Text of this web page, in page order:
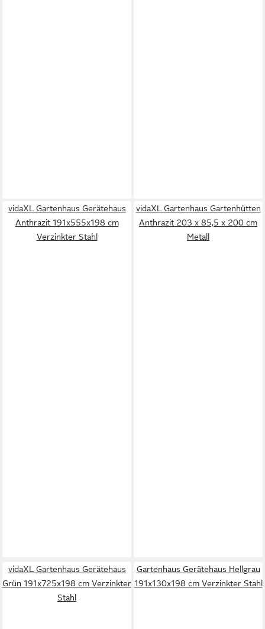
vidaXL Gartenhaus Gerätehaus
Anthrazit 191x555x198 cm
Verzinkter Stahl
vidaXL Gartenhaus Gartenhütten
Anthrazit 203 x 85,5 x 200 cm
Metall
vidaXL Gartenhaus Gerätehaus
Grün 191x725x198 cm Verzinkter
Stahl
Gartenhaus Gerätehaus Hellgrau
191x130x198 cm Verzinkter Stahl